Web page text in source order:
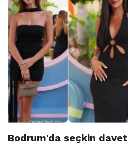
Bodrum'da seçkin davet